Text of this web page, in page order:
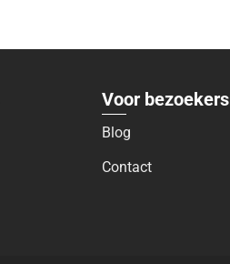
Voor bezoekers
Blog
Contact